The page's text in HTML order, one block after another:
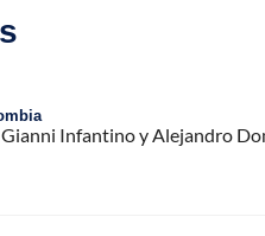
Gianni Infantino y Alejandro